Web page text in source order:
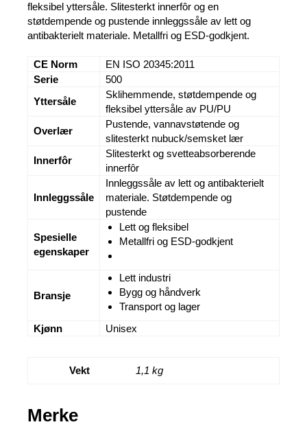
fleksibel yttersåle. Slitesterkt innerfôr og en
støtdempende og pustende innleggssåle av lett og
antibakterielt materiale. Metallfri og ESD-godkjent.
CE Norm
EN ISO 20345:2011
Serie
500
Yttersåle
Sklihemmende, støtdempende og
fleksibel yttersåle av PU/PU
Overlær
Pustende, vannavstøtende og
slitesterkt nubuck/semsket lær
Innerfôr
Slitesterkt og svetteabsorberende
innerfôr
Innleggssåle
Innleggssåle av lett og antibakterielt
materiale. Støtdempende og
pustende
Spesielle
egenskaper
Lett og fleksibel
Metallfri og ESD-godkjent
Bransje
Lett industri
Bygg og håndverk
Transport og lager
Kjønn
Unisex
Vekt 1,1 kg
Merke